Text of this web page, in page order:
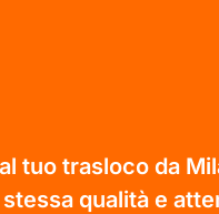
tuo trasloco da
qualità e